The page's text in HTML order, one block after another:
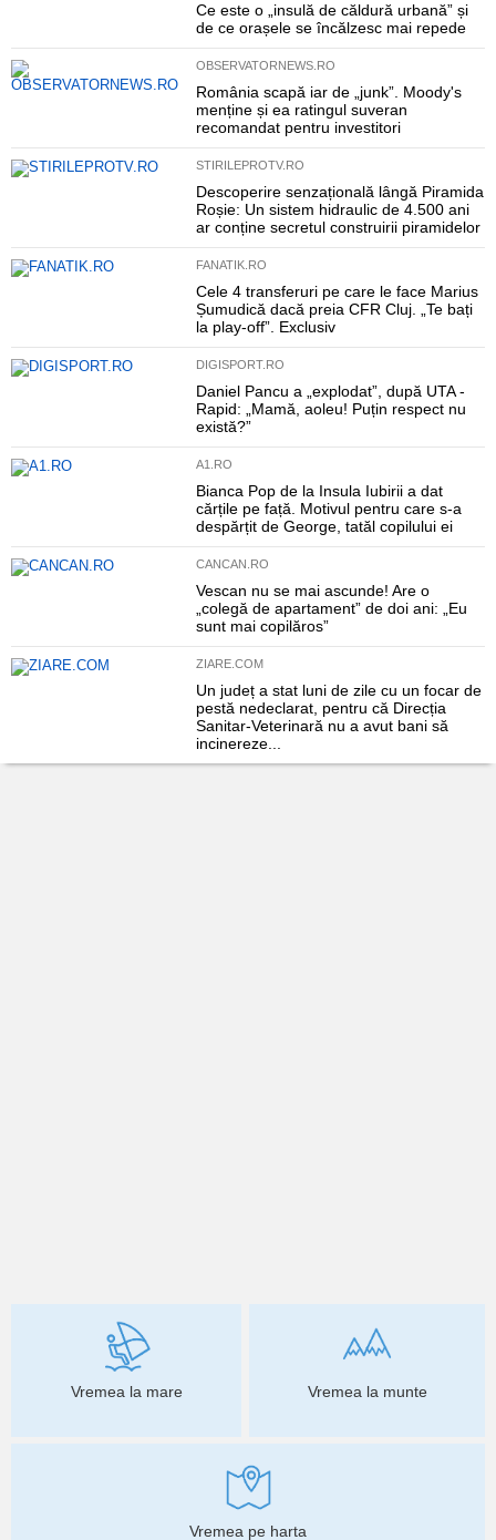
Ce este o „insulă de căldură urbană” și
de ce orașele se încălzesc mai repede
OBSERVATORNEWS.RO
România scapă iar de „junk”. Moody's
menține și ea ratingul suveran
recomandat pentru investitori
STIRILEPROTV.RO
Descoperire senzațională lângă Piramida
Roșie: Un sistem hidraulic de 4.500 ani
ar conține secretul construirii piramidelor
FANATIK.RO
Cele 4 transferuri pe care le face Marius
Șumudică dacă preia CFR Cluj. „Te bați
la play-off”. Exclusiv
DIGISPORT.RO
Daniel Pancu a „explodat”, după UTA -
Rapid: „Mamă, aoleu! Puțin respect nu
există?”
A1.RO
Bianca Pop de la Insula Iubirii a dat
cărțile pe față. Motivul pentru care s-a
despărțit de George, tatăl copilului ei
CANCAN.RO
Vescan nu se mai ascunde! Are o
„colegă de apartament” de doi ani: „Eu
sunt mai copilăros”
ZIARE.COM
Un județ a stat luni de zile cu un focar de
pestă nedeclarat, pentru că Direcția
Sanitar-Veterinară nu a avut bani să
incinereze...
Vremea la mare Vremea la munte
Vremea pe harta